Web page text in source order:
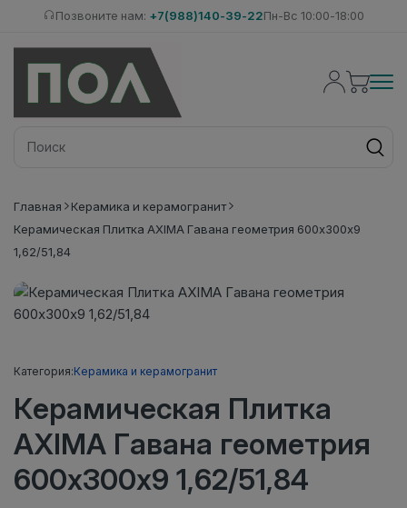
Позвоните нам: +7(988)140-39-22Пн-Вс 10:00-18:00
Главная
Керамика и керамогранит
Керамическая Плитка AXIMA Гавана геометрия 600х300х9
1,62/51,84
Категория:Керамика и керамогранит
Керамическая Плитка
AXIMA Гавана геометрия
600х300х9 1,62/51,84